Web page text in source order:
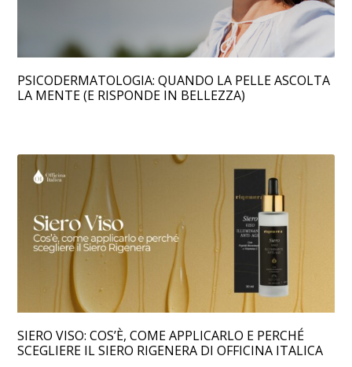
PSICODERMATOLOGIA: QUANDO LA PELLE ASCOLTA
LA MENTE (E RISPONDE IN BELLEZZA)
SIERO VISO: COS’È, COME APPLICARLO E PERCHÉ
SCEGLIERE IL SIERO RIGENERA DI OFFICINA ITALICA